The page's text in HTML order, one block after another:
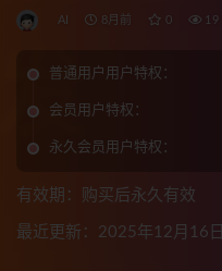
AI 8月前 0 19
普通用户用户特权：
会员用户特权：
永久会员用户特权：
有效期：购买后永久有效
最近更新：2025年12月16日